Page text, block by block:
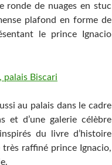
ronde de nuages en stuc
plafond en forme de
le prince Ignacio
au palais dans le cadre
et d’une galerie célèbre
du livre d’histoire
raffiné prince Ignacio,